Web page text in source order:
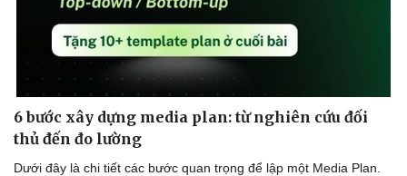
6 bước xây dựng media plan: từ nghiên cứu đối
thủ đến đo lường
Dưới đây là chi tiết các bước quan trọng để lập một Media Plan.